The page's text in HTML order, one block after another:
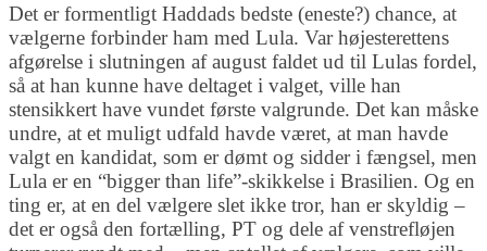
Det er formentligt Haddads bedste (eneste?) chance, at
vælgerne forbinder ham med Lula. Var højesterettens
afgørelse i slutningen af august faldet ud til Lulas fordel,
så at han kunne have deltaget i valget, ville han
stensikkert have vundet første valgrunde. Det kan måske
undre, at et muligt udfald havde været, at man havde
valgt en kandidat, som er dømt og sidder i fængsel, men
Lula er en “bigger than life”-skikkelse i Brasilien. Og en
ting er, at en del vælgere slet ikke tror, han er skyldig –
det er også den fortælling, PT og dele af venstrefløjen